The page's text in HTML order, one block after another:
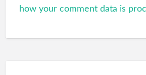
how your comment data is